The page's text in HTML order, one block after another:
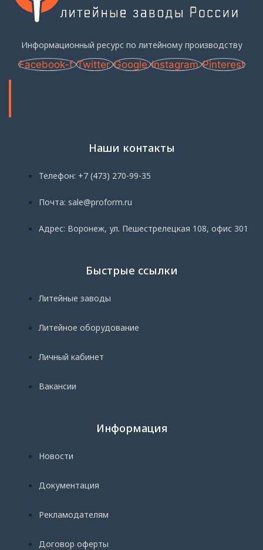
Информационный ресурс по литейному производству
Facebook-f Twitter Google Instagram Pinterest
Наши контакты
Телефон: +7 (473) 270-99-35
Почта: sale@proform.ru
Адрес: Воронеж, ул. Пешестрелецкая 108, офис 301
Быстрые ссылки
Литейные заводы
Литейное оборудование
Личный кабинет
Вакансии
Информация
Новости
Документация
Рекламодателям
Договор оферты